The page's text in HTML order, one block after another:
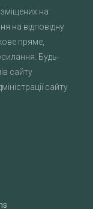
на
на відповідну
пряме,
Будь-
сайту
сайту